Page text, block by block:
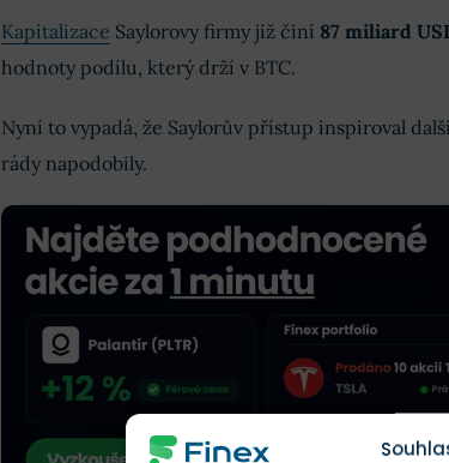
Kapitalizace Saylorovy firmy již činí 87 miliard
hodnoty podílu, který drží v BTC.
Nyní to vypadá, že Saylorův přístup inspiroval
rády napodobily.